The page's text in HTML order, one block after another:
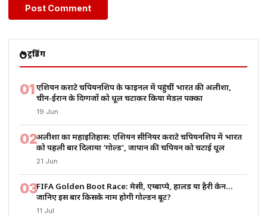
ट्रेंडिंग
01एशियन कराटे चैंपियनशिप के फाइनल में पहुंचीं भारत की अलीशा,
चीन-ईरान के दिग्गजों को धूल चटाकर किया मेडल पक्का
19 Jun
02अलीशा का महाइतिहास: एशियन सीनियर कराटे चैंपियनशिप में भारत
को पहली बार दिलाया ‘गोल्ड’, जापान की चैंपियन को चटाई धूल
21 Jun
03FIFA Golden Boot Race: मेसी, एम्बाप्पे, हालैंड या हैरी केन…
जानिए इस बार किसके नाम होगी गोल्डन बूट?
11 Jul